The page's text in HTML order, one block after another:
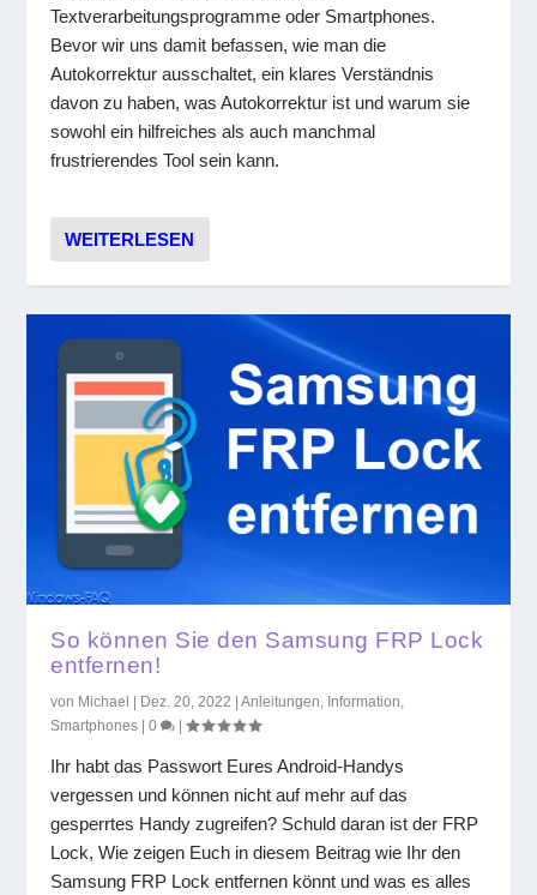
Textverarbeitungsprogramme oder Smartphones.
Bevor wir uns damit befassen, wie man die
Autokorrektur ausschaltet, ein klares Verständnis
davon zu haben, was Autokorrektur ist und warum sie
sowohl ein hilfreiches als auch manchmal
frustrierendes Tool sein kann.
WEITERLESEN
So können Sie den Samsung FRP Lock
entfernen!
von Michael Dez. 20, 2022 |Anleitungen, Information,
Smartphones |0 |
Ihr habt das Passwort Eures Android-Handys
vergessen und können nicht auf mehr auf das
gesperrtes Handy zugreifen? Schuld daran ist der FRP
Lock, Wie zeigen Euch in diesem Beitrag wie Ihr den
Samsung FRP Lock entfernen könnt und was es alles